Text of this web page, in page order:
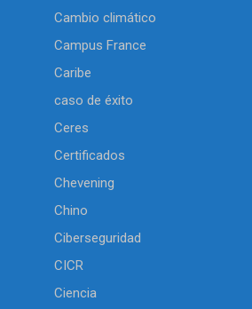
Cambio climático
Campus France
Caribe
caso de éxito
Ceres
Certificados
Chevening
Chino
Ciberseguridad
CICR
Ciencia